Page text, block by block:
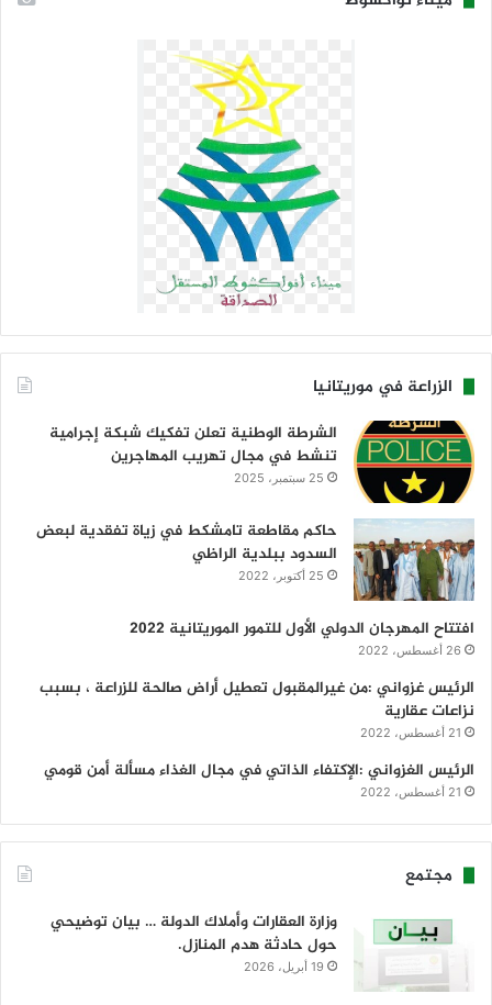
الزراعة في موريتانيا
الشرطة الوطنية تعلن تفكيك شبكة إجرامية
تنشط في مجال تهريب المهاجرين
25 سبتمبر، 2025
حاكم مقاطعة تامشكط في زياة تفقدية لبعض
السدود ببلدية الراظي
25 أكتوبر، 2022
افتتاح المهرجان الدولي الأول للتمور الموريتانية 2022
26 أغسطس، 2022
الرئيس غزواني :من غيرالمقبول تعطيل أراض صالحة للزراعة ، بسبب
نزاعات عقارية
21 أغسطس، 2022
الرئيس الغزواني :الإكتفاء الذاتي في مجال الغذاء مسألة أمن قومي
21 أغسطس، 2022
مجتمع
وزارة العقارات وأملاك الدولة … بيان توضيحي
حول حادثة هدم المنازل.
19 أبريل، 2026